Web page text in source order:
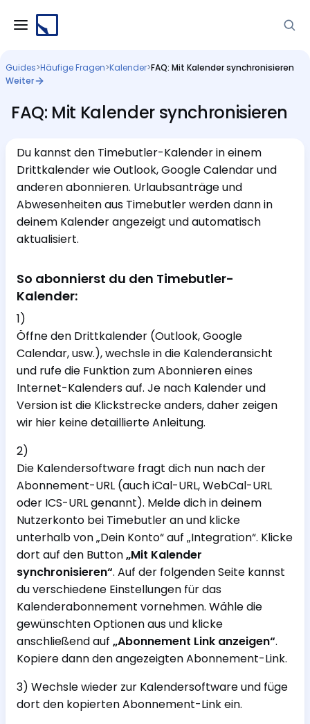
Guides>Häufige Fragen>Kalender>FAQ: Mit Kalender synchronisieren
Weiter
FAQ: Mit Kalender synchronisieren
Du kannst den Timebutler-Kalender in einem
Drittkalender wie Outlook, Google Calendar und
anderen abonnieren. Urlaubsanträge und
Abwesenheiten aus Timebutler werden dann in
deinem Kalender angezeigt und automatisch
aktualisiert.
So abonnierst du den Timebutler-
Kalender:
1)
Öffne den Drittkalender (Outlook, Google
Calendar, usw.), wechsle in die Kalenderansicht
und rufe die Funktion zum Abonnieren eines
Internet-Kalenders auf. Je nach Kalender und
Version ist die Klickstrecke anders, daher zeigen
wir hier keine detaillierte Anleitung.
2)
Die Kalendersoftware fragt dich nun nach der
Abonnement-URL (auch iCal-URL, WebCal-URL
oder ICS-URL genannt). Melde dich in deinem
Nutzerkonto bei Timebutler an und klicke
unterhalb von „Dein Konto“ auf „Integration“. Klicke
dort auf den Button„Mit Kalender
synchronisieren“. Auf der folgenden Seite kannst
du verschiedene Einstellungen für das
Kalenderabonnement vornehmen. Wähle die
gewünschten Optionen aus und klicke
anschließend auf „Abonnement Link anzeigen“.
Kopiere dann den angezeigten Abonnement-Link.
3) Wechsle wieder zur Kalendersoftware und füge
dort den kopierten Abonnement-Link ein.